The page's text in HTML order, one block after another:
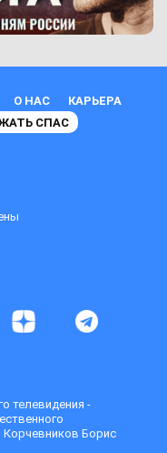
О НАС
КАРЬЕРА
СПАС
телевидения -
Корчевников Борис